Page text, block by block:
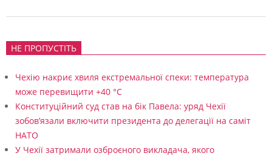
ч
і
з
Ч
НЕ ПРОПУСТІТЬ
Чехію накриє хвиля екстремальної спеки: температура
може перевищити +40 °C
Конституційний суд став на бік Павела: уряд Чехії
зобов’язали включити президента до делегації на саміт
НАТО
У Чехії затримали озброєного викладача, якого